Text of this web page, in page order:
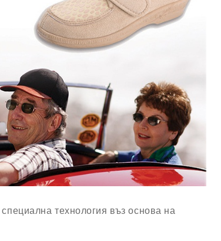
технология въз основа на